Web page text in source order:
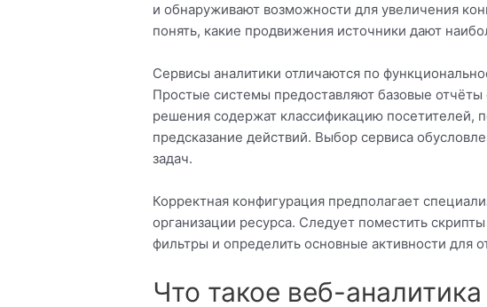
и обнаруживают возможности для увеличения
понять, какие продвижения источники дают
Сервисы аналитики отличаются по
Простые системы предоставляют базовые
решения содержат классификацию посетителей,
предсказание действий. Выбор сервиса
задач.
Корректная конфигурация предполагает
организации ресурса. Следует поместить
фильтры и определить основные активности для
Что такое веб-